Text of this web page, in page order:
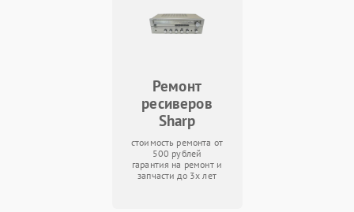
Ремонт
ресиверов
Sharp
стоимость ремонта от
500 рублей
гарантия на ремонт и
запчасти до 3х лет